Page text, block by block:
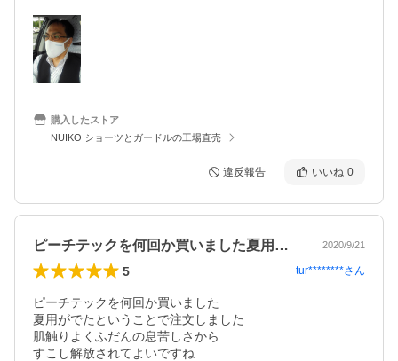
購入したストア
NUIKO ショーツとガードルの工場直売
違反報告 いいね 0
ピーチテックを何回か買いました夏用がで… 2020/9/21
5 tur********さん
ピーチテックを何回か買いました
夏用がでたということで注文しました
肌触りよくふだんの息苦しさから
すこし解放されてよいですね